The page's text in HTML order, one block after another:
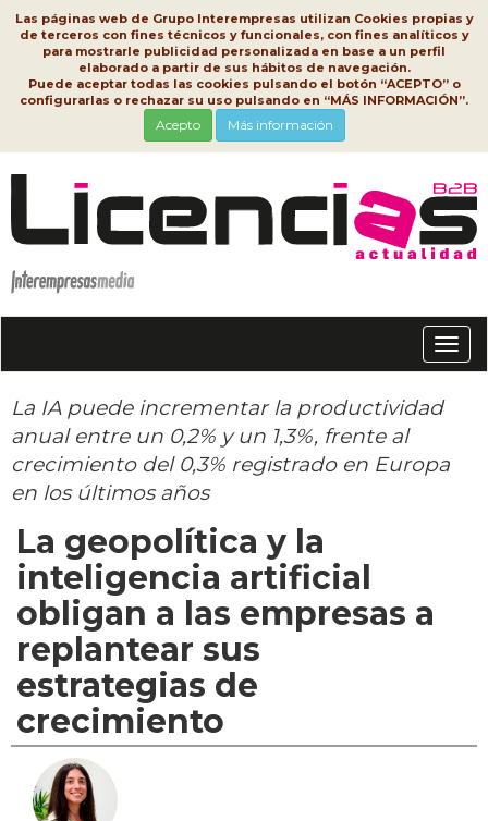
Las páginas web de Grupo Interempresas utilizan Cookies propias y
de terceros con fines técnicos y funcionales, con fines analíticos y
para mostrarle publicidad personalizada en base a un perfil
elaborado a partir de sus hábitos de navegación.
Puede aceptar todas las cookies pulsando el botón “ACEPTO” o
configurarlas o rechazar su uso pulsando en “MÁS INFORMACIÓN”.
Acepto Más información
La IA puede incrementar la productividad
anual entre un 0,2% y un 1,3%, frente al
crecimiento del 0,3% registrado en Europa
en los últimos años
La geopolítica y la
inteligencia artificial
obligan a las empresas a
replantear sus
estrategias de
crecimiento